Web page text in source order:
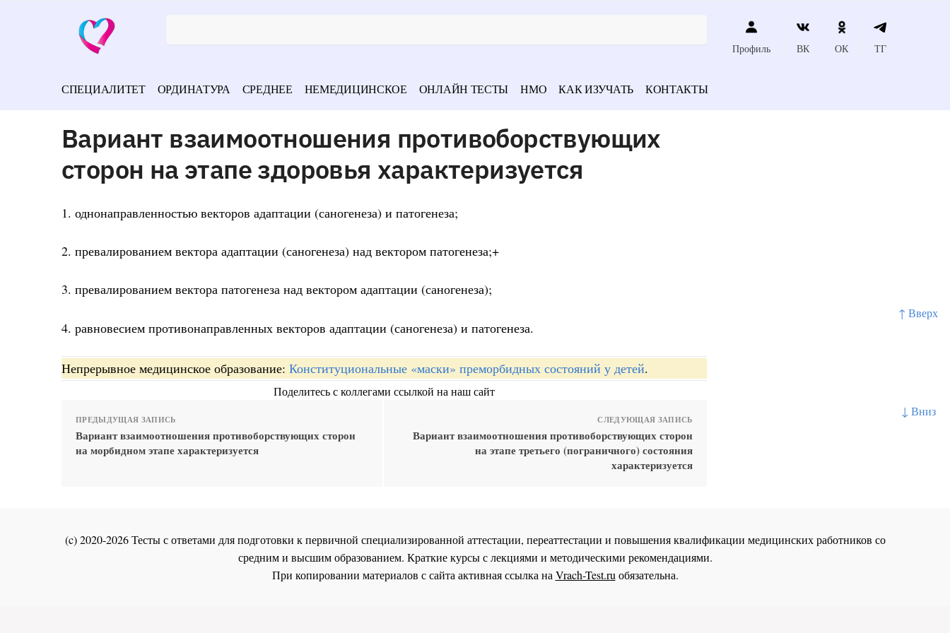
↑ Вверх
↓ Вниз
Профиль ВК ОК ТГ
СПЕЦИАЛИТЕТ ОРДИНАТУРА СРЕДНЕЕ НЕМЕДИЦИНСКОЕ ОНЛАЙН ТЕСТЫ НМО КАК ИЗУЧАТЬ КОНТАКТЫ
Вариант взаимоотношения противоборствующих
сторон на этапе здоровья характеризуется
1. однонаправленностью векторов адаптации (саногенеза) и патогенеза;
2. превалированием вектора адаптации (саногенеза) над вектором патогенеза;+
3. превалированием вектора патогенеза над вектором адаптации (саногенеза);
4. равновесием противонаправленных векторов адаптации (саногенеза) и патогенеза.
Непрерывное медицинское образование: Конституциональные «маски» преморбидных состояний у детей.
Поделитесь с коллегами ссылкой на наш сайт
ПРЕДЫДУЩАЯ ЗАПИСЬ
Вариант взаимоотношения противоборствующих сторон
на морбидном этапе характеризуется
СЛЕДУЮЩАЯ ЗАПИСЬ
Вариант взаимоотношения противоборствующих сторон
на этапе третьего (пограничного) состояния
характеризуется
(c) 2020-2026 Тесты с ответами для подготовки к первичной специализированной аттестации, переаттестации и повышения квалификации медицинских работников со
средним и высшим образованием. Краткие курсы с лекциями и методическими рекомендациями.
При копировании материалов с сайта активная ссылка наVrach-Test.ruобязательна.